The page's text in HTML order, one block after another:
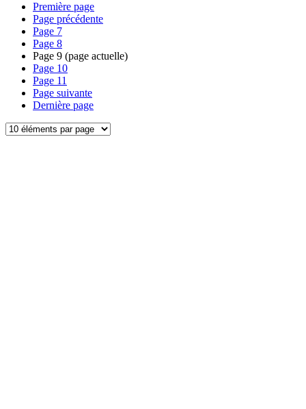
Première page
Page précédente
Page 7
Page 8
Page 9 (page actuelle)
Page 10
Page 11
Page suivante
Dernière page